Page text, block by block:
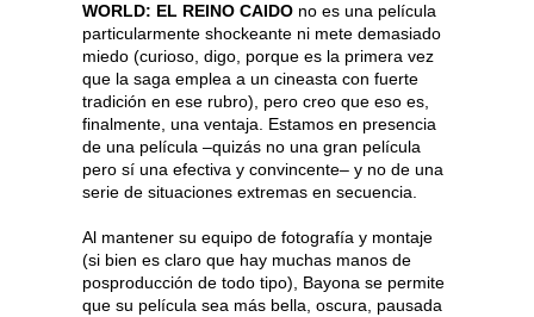
WORLD: EL REINO CAIDO no es una película
particularmente shockeante ni mete demasiado
miedo (curioso, digo, porque es la primera vez
que la saga emplea a un cineasta con fuerte
tradición en ese rubro), pero creo que eso es,
finalmente, una ventaja. Estamos en presencia
de una película –quizás no una gran película
pero sí una efectiva y convincente– y no de una
serie de situaciones extremas en secuencia.
Al mantener su equipo de fotografía y montaje
(si bien es claro que hay muchas manos de
posproducción de todo tipo), Bayona se permite
que su película sea más bella, oscura, pausada